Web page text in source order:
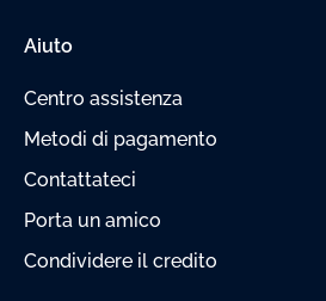
Aiuto
Centro assistenza
Metodi di pagamento
Contattateci
Porta un amico
Condividere il credito